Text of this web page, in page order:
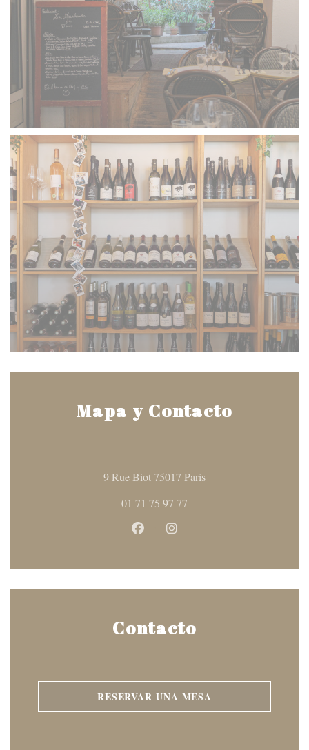
Mapa y Contacto
9 Rue Biot 75017 Paris((abre en una nueva
01 71 75 97 77
Facebook ((abre en una nueva
Instagram ((abre en una
Contacto
RESERVAR UNA MESA